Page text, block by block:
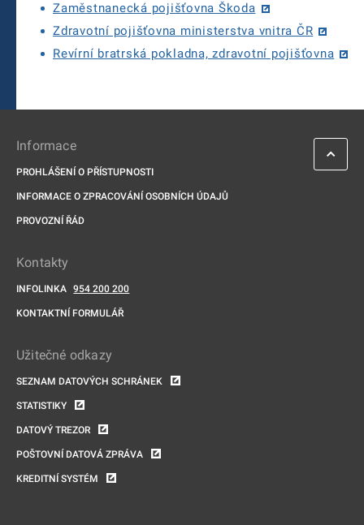
Zaměstnanecká pojišťovna Škoda
Zdravotní pojišťovna ministerstva vnitra ČR
Revírní bratrská pokladna, zdravotní pojišťovna
Informace
PROHLÁŠENÍ O PŘÍSTUPNOSTI
INFORMACE O ZPRACOVÁNÍ OSOBNÍCH ÚDAJŮ
PROVOZNÍ ŘÁD
Kontakty
INFOLINKA 954 200 200
KONTAKTNÍ FORMULÁŘ
Užitečné odkazy
SEZNAM DATOVÝCH SCHRÁNEK
STATISTIKY
DATOVÝ TREZOR
POŠTOVNÍ DATOVÁ ZPRÁVA
KREDITNÍ SYSTÉM